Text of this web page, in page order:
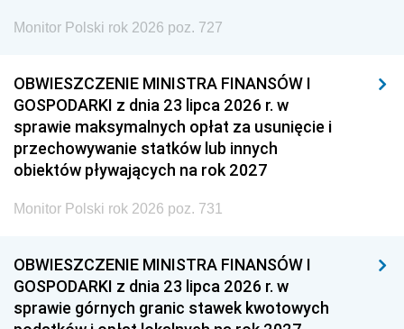
Monitor Polski rok 2026 poz. 727
OBWIESZCZENIE MINISTRA FINANSÓW I
GOSPODARKI z dnia 23 lipca 2026 r. w
sprawie maksymalnych opłat za usunięcie i
przechowywanie statków lub innych
obiektów pływających na rok 2027
Monitor Polski rok 2026 poz. 731
OBWIESZCZENIE MINISTRA FINANSÓW I
GOSPODARKI z dnia 23 lipca 2026 r. w
sprawie górnych granic stawek kwotowych